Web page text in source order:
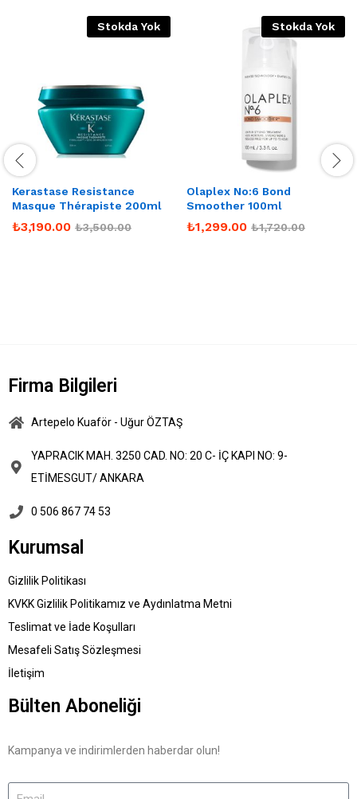
Stokda Yok
Kerastase Resistance
Masque Thérapiste 200ml
₺3,190.00 ₺3,500.00
Stokda Yok
Olaplex No:6 Bond
Smoother 100ml
₺1,299.00 ₺1,720.00
Firma Bilgileri
Artepelo Kuaför - Uğur ÖZTAŞ
YAPRACIK MAH. 3250 CAD. NO: 20 C- İÇ KAPI NO: 9-
ETİMESGUT/ ANKARA
0 506 867 74 53
Kurumsal
Gizlilik Politikası
KVKK Gizlilik Politikamız ve Aydınlatma Metni
Teslimat ve İade Koşulları
Mesafeli Satış Sözleşmesi
İletişim
Bülten Aboneliği
Kampanya ve indirimlerden haberdar olun!